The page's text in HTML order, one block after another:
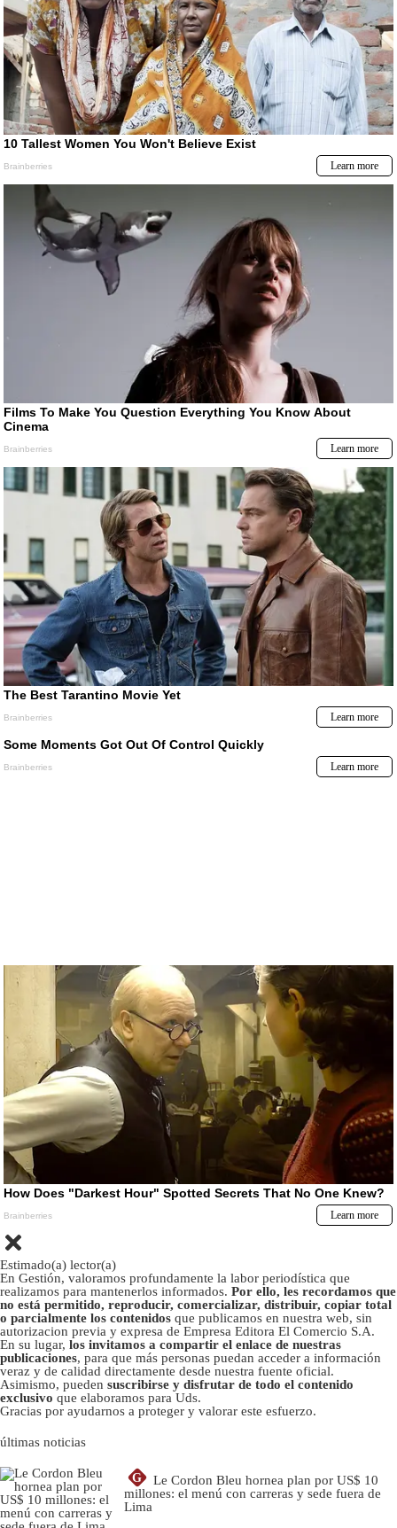
Estimado(a) lector(a)
En Gestión, valoramos profundamente la labor periodística que
realizamos para mantenerlos informados. Por ello, les recordamos que
no está permitido, reproducir, comercializar, distribuir, copiar total
o parcialmente los contenidos que publicamos en nuestra web, sin
autorizacion previa y expresa de Empresa Editora El Comercio S.A.
En su lugar, los invitamos a compartir el enlace de nuestras
publicaciones, para que más personas puedan acceder a información
veraz y de calidad directamente desde nuestra fuente oficial.
Asimismo, pueden suscribirse y disfrutar de todo el contenido
exclusivo que elaboramos para Uds.
Gracias por ayudarnos a proteger y valorar este esfuerzo.
últimas noticias
G
Le Cordon Bleu hornea plan por US$ 10
millones: el menú con carreras y sede fuera de
Lima